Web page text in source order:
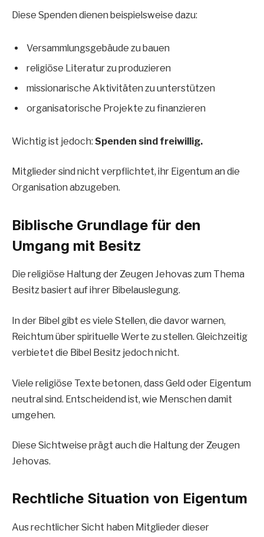
Diese Spenden dienen beispielsweise dazu:
Versammlungsgebäude zu bauen
religiöse Literatur zu produzieren
missionarische Aktivitäten zu unterstützen
organisatorische Projekte zu finanzieren
Wichtig ist jedoch: Spenden sind freiwillig.
Mitglieder sind nicht verpflichtet, ihr Eigentum an die
Organisation abzugeben.
Biblische Grundlage für den
Umgang mit Besitz
Die religiöse Haltung der Zeugen Jehovas zum Thema
Besitz basiert auf ihrer Bibelauslegung.
In der Bibel gibt es viele Stellen, die davor warnen,
Reichtum über spirituelle Werte zu stellen. Gleichzeitig
verbietet die Bibel Besitz jedoch nicht.
Viele religiöse Texte betonen, dass Geld oder Eigentum
neutral sind. Entscheidend ist, wie Menschen damit
umgehen.
Diese Sichtweise prägt auch die Haltung der Zeugen
Jehovas.
Rechtliche Situation von Eigentum
Aus rechtlicher Sicht haben Mitglieder dieser